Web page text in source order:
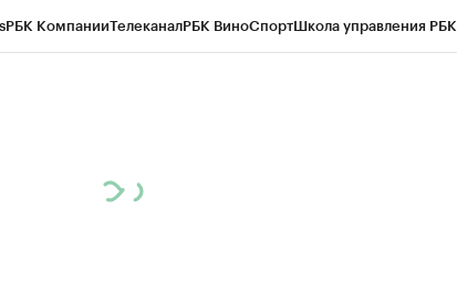
РБК КомпанииТелеканалРБК ВиноСпортШкола управления РБК